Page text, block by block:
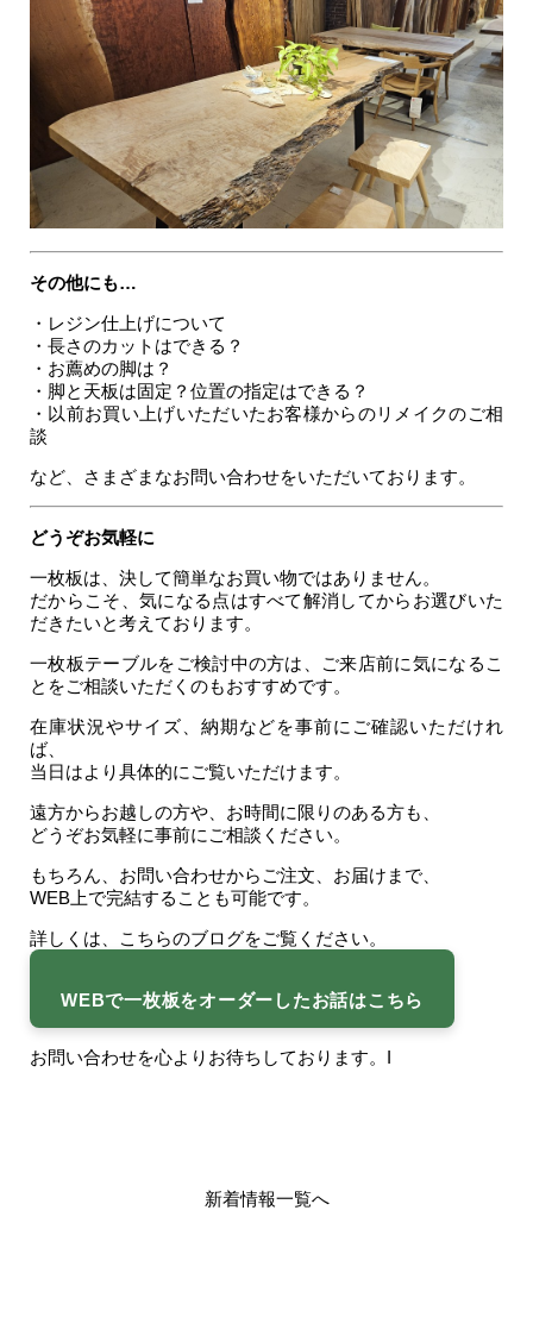
その他にも…
・レジン仕上げについて
・長さのカットはできる？
・お薦めの脚は？
・脚と天板は固定？位置の指定はできる？
・以前お買い上げいただいたお客様からのリメイクのご相
談
など、さまざまなお問い合わせをいただいております。
どうぞお気軽に
一枚板は、決して簡単なお買い物ではありません。
だからこそ、気になる点はすべて解消してからお選びいた
だきたいと考えております。
一枚板テーブルをご検討中の方は、ご来店前に気になるこ
とをご相談いただくのもおすすめです。
在庫状況やサイズ、納期などを事前にご確認いただけれ
ば、
当日はより具体的にご覧いただけます。
遠方からお越しの方や、お時間に限りのある方も、
どうぞお気軽に事前にご相談ください。
もちろん、お問い合わせからご注文、お届けまで、
WEB上で完結することも可能です。
詳しくは、こちらのブログをご覧ください。
WEBで一枚板をオーダーしたお話はこちら
お問い合わせを心よりお待ちしております。I
新着情報一覧へ